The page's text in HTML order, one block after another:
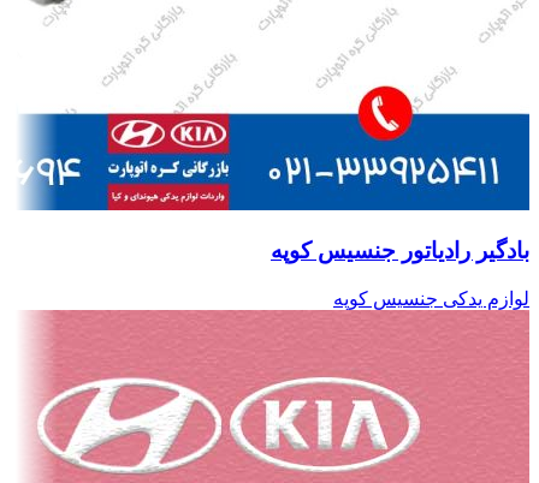
بادگیر رادیاتور جنسیس کوپه
لوازم یدکی جنسیس کوپه